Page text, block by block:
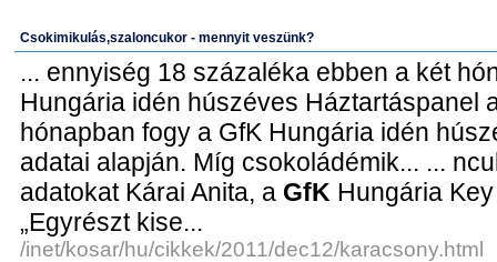
Csokimikulás,szaloncukor - mennyit veszünk?
... ennyiség 18 százaléka ebben a két
Hungária idén húszéves Háztartáspanel
hónapban fogy a GfK Hungária idén
adatai alapján. Míg csokoládémik... ...
adatokat Kárai Anita, a GfK Hungária
„Egyrészt kise...
/inet/kosar/hu/cikkek/2011/dec12/karacsony.html